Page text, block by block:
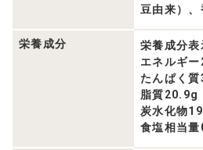
豆由来）
栄養成分
栄養成分
エネルギ
たんぱく
脂質20.9g
炭水化物
食塩相当